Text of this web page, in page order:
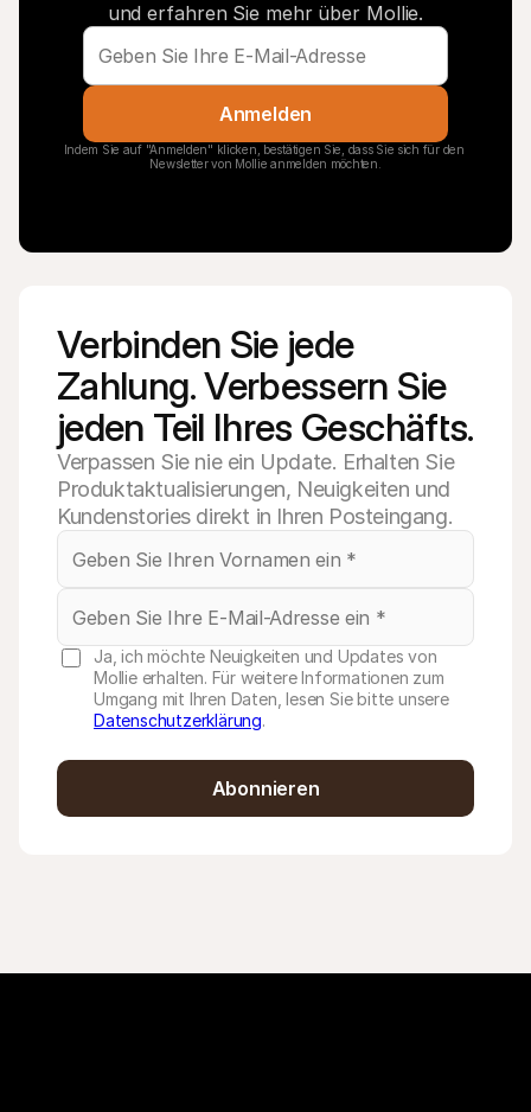
und erfahren Sie mehr über Mollie.
Anmelden
Indem Sie auf "Anmelden" klicken, bestätigen Sie, dass Sie sich für den
Newsletter von Mollie anmelden möchten.
Verbinden Sie jede
Zahlung. Verbessern Sie
jeden Teil Ihres Geschäfts.
Verpassen Sie nie ein Update. Erhalten Sie
Produktaktualisierungen, Neuigkeiten und
Kundenstories direkt in Ihren Posteingang.
Ja, ich möchte Neuigkeiten und Updates von
Mollie erhalten. Für weitere Informationen zum
Umgang mit Ihren Daten, lesen Sie bitte unsere
Datenschutzerklärung.
Abonnieren